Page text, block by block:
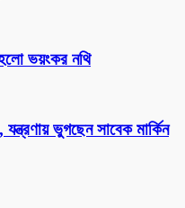
ভয়ংকর নথি
ভুগছেন সাবেক মার্কিন